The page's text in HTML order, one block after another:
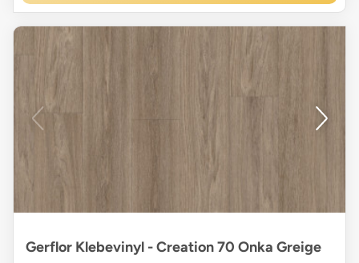
Gerflor Klebevinyl - Creation 70 Onka Greige